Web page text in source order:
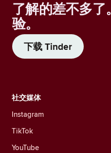
了解的差不多
验。
下载 Tinder
社交媒体
Instagram
TikTok
YouTube